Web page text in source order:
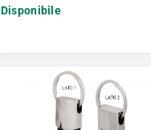
Disponibile